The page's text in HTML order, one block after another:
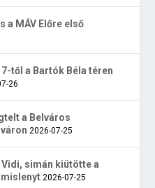
a MÁV Előre első
től a Bartók Béla téren
26
a Belváros
2026-07-25
simán kiütötte a
2026-07-25